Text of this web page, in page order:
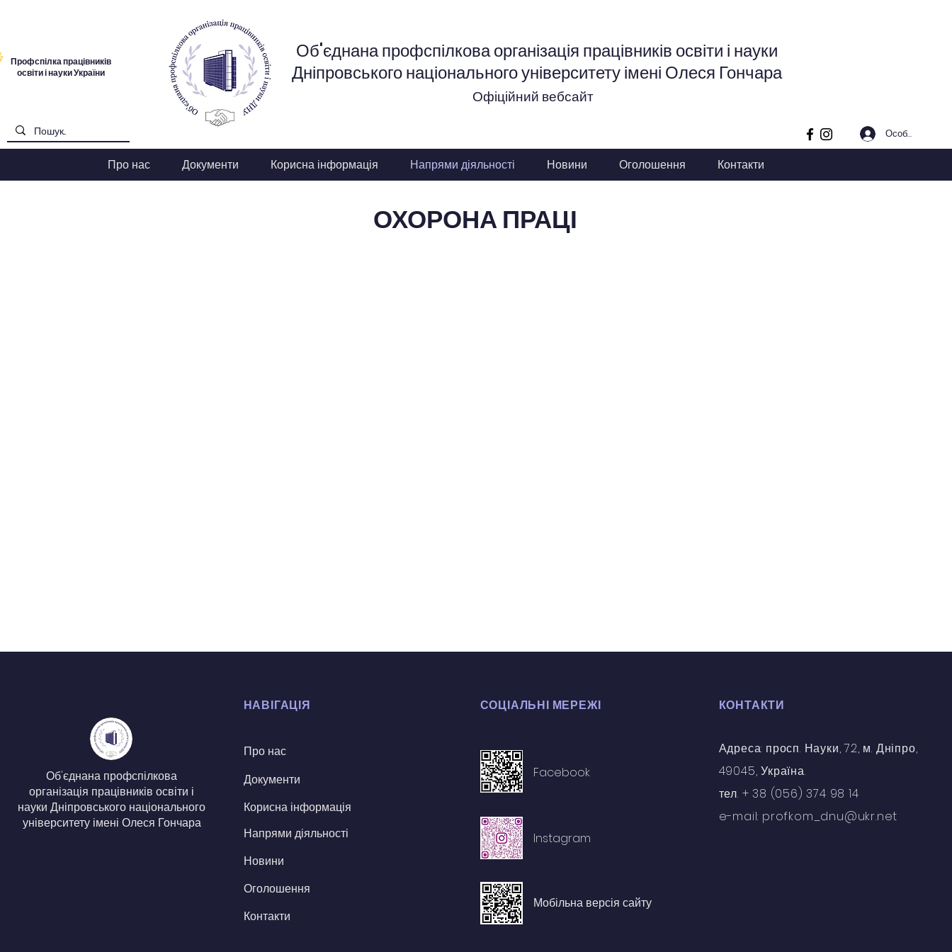
Профспілка працівників
освіти і науки України
Об'єднана профспілкова організація працівників освіти і науки
Дніпровського національного університету імені Олеся Гончара
Офіційний вебсайт
Особистий
Про нас Документи Корисна інформація Напрями діяльності Новини Оголошення Контакти
ОХОРОНА ПРАЦІ
Об'єднана профспілкова
організація працівників освіти і
науки Дніпровського національного
університету імені Олеся Гончара
НАВІГАЦІЯ
Про нас
Документи
Корисна інформація
Напрями діяльності
Новини
Оголошення
Контакти
СОЦІАЛЬНІ МЕРЕЖІ
Facebook
Instagram
Мобільна версія сайту
КОНТАКТИ
Адреса: просп. Науки, 72, м. Дніпро,
49045, Україна.
тел. + 38 (056) 374 98 14
e-mail: profkom_dnu@ukr.net